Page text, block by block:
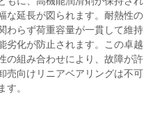
な延長が図られます。耐熱性の
わらず荷重容量が一貫して維持
劣化が防止されます。この卓越
の組み合わせにより、故障が許
売向けリニアベアリングは不可
。